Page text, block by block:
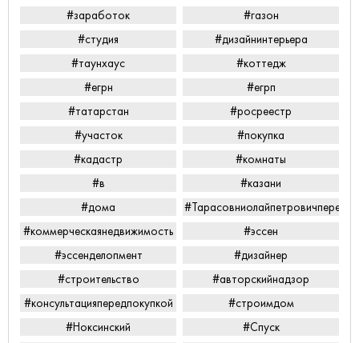
#заработок
#газон
#студия
#дизайнинтерьера
#таунхаус
#коттедж
#егрн
#егрп
#татарстан
#росреестр
#участок
#покупка
#кадастр
#комнаты
#в
#казани
#дома
#коммерческаянедвижимость
#эссен
#эссенделопмент
#дизайнер
#строительство
#авторскийнадзор
#консультацияпередпокупкой
#строимдом
#Ноксинский
#Спуск